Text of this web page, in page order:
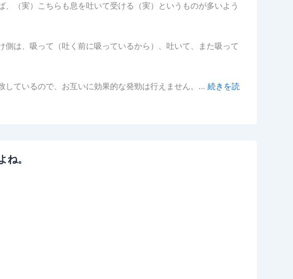
（実）こちらも息を吐いて受ける（実）というものが多いよう
は、吸って（吐く前に吸っているから）、吐いて、また吸って
しているので、お互いに効果的な発勁は行えません。… 続きを読
。